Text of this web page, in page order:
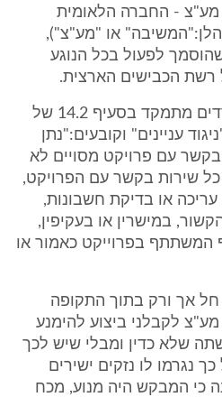
מע"צ - החברה הלאומית
או "מע"צ"),
לפעול בכל הנוגע
רשת הכבישים הארצית.
3. הרקע לסכסוך בין הצדדים מתמקד בסעיף 14.2 של
עניינים" וקובעים:"נתן
בקשר עם פרויקט מסויים לא
כל שירות בקשר עם הפרויקט,
עריכה או בדיקת חשבונות,
במישרין או בעקיפין,
המשתתף בפרוייקט כאמור או
אך ורק בתוך התקופה
לקבלני ביצוע להימנע
שלא כדין ומבלי שיש לכך
נגרמו לו נזקים ישירים
כי המבקש היה מנוע, מכח